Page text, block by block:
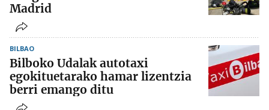
Madrid
BILBAO
Bilboko Udalak autotaxi
egokituetarako hamar lizentzia
berri emango ditu